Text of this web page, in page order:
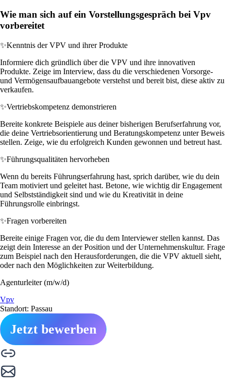
Wie man sich auf ein Vorstellungsgespräch bei Vpv
vorbereitet
✨Kenntnis der VPV und ihrer Produkte
Informiere dich gründlich über die VPV und ihre innovativen
Produkte. Zeige im Interview, dass du die verschiedenen Vorsorge-
und Vermögensaufbauangebote verstehst und bereit bist, diese aktiv zu
verkaufen.
✨Vertriebskompetenz demonstrieren
Bereite konkrete Beispiele aus deiner bisherigen Berufserfahrung vor,
die deine Vertriebsorientierung und Beratungskompetenz unter Beweis
stellen. Zeige, wie du erfolgreich Kunden gewonnen und betreut hast.
✨Führungsqualitäten hervorheben
Wenn du bereits Führungserfahrung hast, sprich darüber, wie du dein
Team motiviert und geleitet hast. Betone, wie wichtig dir Engagement
und Selbstständigkeit sind und wie du Kreativität in deine
Führungsrolle einbringst.
✨Fragen vorbereiten
Bereite einige Fragen vor, die du dem Interviewer stellen kannst. Das
zeigt dein Interesse an der Position und der Unternehmenskultur. Frage
zum Beispiel nach den Herausforderungen, die die VPV aktuell sieht,
oder nach den Möglichkeiten zur Weiterbildung.
Agenturleiter (m/w/d)
Vpv
Standort: Passau
Jetzt bewerben